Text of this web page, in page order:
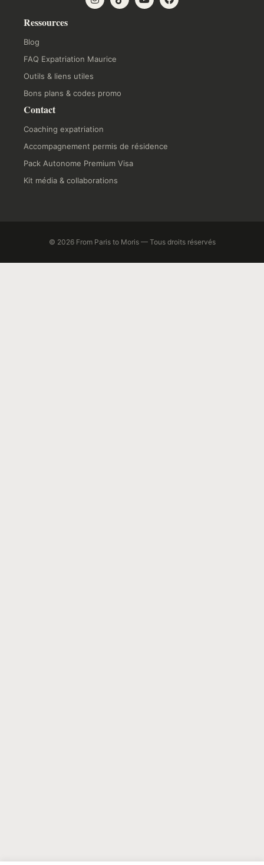
Ressources
Blog
FAQ Expatriation Maurice
Outils & liens utiles
Bons plans & codes promo
Contact
Coaching expatriation
Accompagnement permis de résidence
Pack Autonome Premium Visa
Kit média & collaborations
© 2026 From Paris to Moris — Tous droits réservés